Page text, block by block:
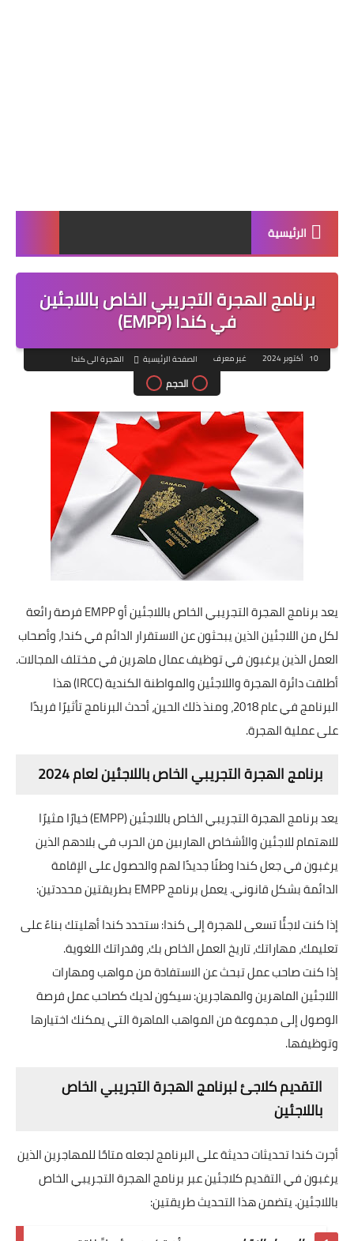
الرئيسية
برنامج الهجرة التجريبي الخاص باللاجئين
في كندا (EMPP)
10 أكتوبر 2024 غير معرف الصفحة الرئيسية الهجرة الى كندا
الحجم
يعد برنامج الهجرة التجريبي الخاص باللاجئين أو EMPP فرصة رائعة
لكل من اللاجئين الذين يبحثون عن الاستقرار الدائم في كندا، وأصحاب
العمل الذين يرغبون في توظيف عمال ماهرين في مختلف المجالات.
أطلقت دائرة الهجرة واللاجئين والمواطنة الكندية (IRCC) هذا
البرنامج في عام 2018، ومنذ ذلك الحين، أحدث البرنامج تأثيرًا فريدًا
على عملية الهجرة.
برنامج الهجرة التجريبي الخاص باللاجئين لعام 2024
يعد برنامج الهجرة التجريبي الخاص باللاجئين (EMPP) خيارًا مثيرًا
للاهتمام للاجئين والأشخاص الهاربين من الحرب في بلادهم الذين
يرغبون في جعل كندا وطنًا جديدًا لهم والحصول على الإقامة
الدائمة بشكل قانوني. يعمل برنامج EMPP بطريقتين محددتين:
إذا كنت لاجئًا تسعى للهجرة إلى كندا: ستحدد كندا أهليتك بناءً على
تعليمك، مهاراتك، تاريخ العمل الخاص بك، وقدراتك اللغوية.
إذا كنت صاحب عمل تبحث عن الاستفادة من مواهب ومهارات
اللاجئين الماهرين والمهاجرين: سيكون لديك كصاحب عمل فرصة
الوصول إلى مجموعة من المواهب الماهرة التي يمكنك اختيارها
وتوظيفها.
التقديم كلاجئ لبرنامج الهجرة التجريبي الخاص
باللاجئين
أجرت كندا تحديثات حديثة على البرنامج لجعله متاحًا للمهاجرين الذين
يرغبون في التقديم كلاجئين عبر برنامج الهجرة التجريبي الخاص
باللاجئين. يتضمن هذا التحديث طريقتين: